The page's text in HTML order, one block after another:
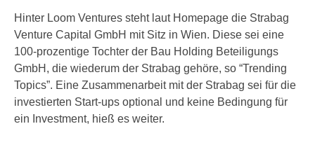
Hinter Loom Ventures steht laut Homepage die Strabag
Venture Capital GmbH mit Sitz in Wien. Diese sei eine
100-prozentige Tochter der Bau Holding Beteiligungs
GmbH, die wiederum der Strabag gehöre, so “Trending
Topics”. Eine Zusammenarbeit mit der Strabag sei für die
investierten Start-ups optional und keine Bedingung für
ein Investment, hieß es weiter.